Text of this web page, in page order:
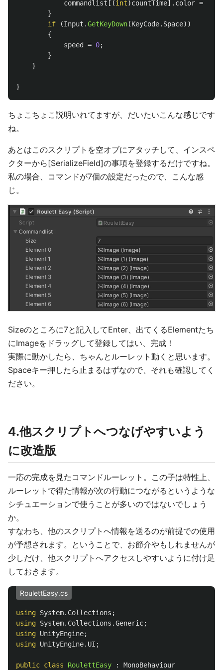
commandlist [(int)countTime]. color =
}
if
(Input .GetKeyDown(KeyCode. Space))
{
speed
= 0;
}
}
}
ちょこちょこ説明いれてますが、だいたいこんな感じです
ね。
あとはこのスクリプトを空オブにアタッチして、インスペ
クターから[SerializeField]の事項を登録するだけですね。
私の場合、コマンドが7個の設定だったので、こんな感
じ。
Sizeのところに7と記入してEnter、出てくるElementたち
にImageをドラッグして登録してはい、完成！
実際に動かしたら、ちゃんとルーレット動くと思います。
Spaceキー押したら止まるはずなので、それも確認してく
ださい。
4.他スクリプトへつなげやすいよう
に改造版
一応の完成を見たコマンドルーレット。この子は特性上、
ルーレットで得た情報が次の行動につながるというような
シチュエーションで使うことが多いのではないでしょう
か。
すなわち、他のスクリプトへ情報を送るのが前提での使用
が予想されます。ということで、お節介やもしれませんが
少しだけ、他スクリプトへアクセスしやすいように付け足
しておきます。
RoulettEasy.cs
using System.Collections ;
using System.Collections.Generic;
using UnityEngine;
using UnityEngine.UI ;
public class RoulettEasy : MonoBehaviour